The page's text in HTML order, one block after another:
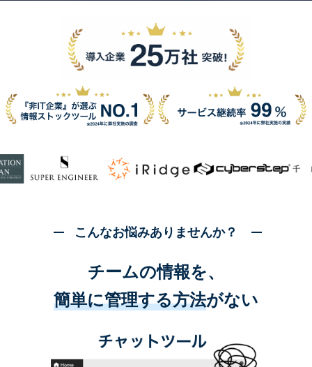
こんなお悩みありませんか？
チームの情報を、
簡単に管理する方法がない